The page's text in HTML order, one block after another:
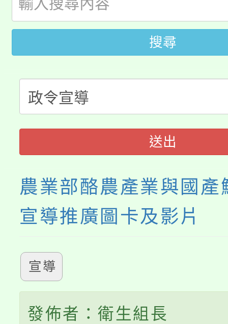
《TA101》溝通分析基
程，歡迎學生輔導中心
心理、諮商輔導、社會
系所師生報名參加。
轉知苗栗縣政府辦理
縣市「校園短影音徵
門員」簡章及活動海報
踴躍報名參加。
桃園市115學年度學生
要點
展演活動實施計畫」
115年度「教育部表揚
義教育推展貢獻獎」
博覽會」之「藝術教育
搜尋
送出
農業部酪農產業與國產
宣導推廣圖卡及影片
宣導
發佈者：衛生組長